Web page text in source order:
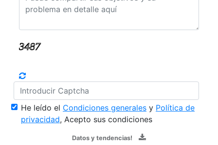
He leído el Condiciones generales y Política de
privacidad, Acepto sus condiciones
Datos y tendencias!